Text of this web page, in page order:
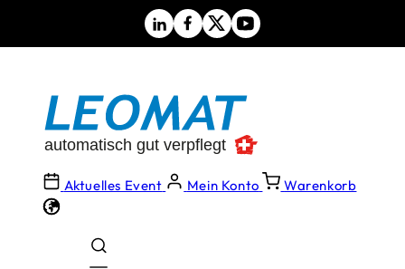
Aktuelles Event Mein Konto Warenkorb